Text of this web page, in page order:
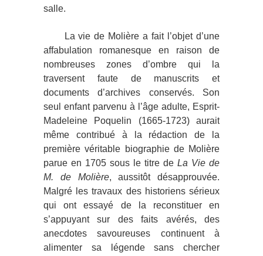
salle.
La vie de Molière a fait l’objet d’une
affabulation romanesque en raison de
nombreuses zones d’ombre qui la
traversent faute de manuscrits et
documents d’archives conservés. Son
seul enfant parvenu à l’âge adulte, Esprit-
Madeleine Poquelin (1665-1723) aurait
même contribué à la rédaction de la
première véritable biographie de Molière
parue en 1705 sous le titre de La Vie de
M. de Molière, aussitôt désapprouvée.
Malgré les travaux des historiens sérieux
qui ont essayé de la reconstituer en
s’appuyant sur des faits avérés, des
anecdotes savoureuses continuent à
alimenter sa légende sans chercher